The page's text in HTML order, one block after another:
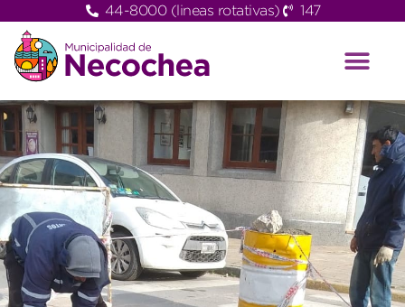
44-8000 (lineas rotativas) 147